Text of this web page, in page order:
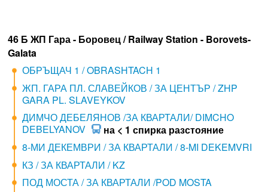
46 Б ЖП Гара - Боровец / Railway Station - Borovets-
Galata
ОБРЪЩАЧ 1 / OBRASHTACH 1
ЖП. ГАРА ПЛ. СЛАВЕЙКОВ / ЗА ЦЕНТЪР / ZHP
GARA PL. SLAVEYKOV
ДИМЧО ДЕБЕЛЯНОВ /ЗА КВАРТАЛИ/ DIMCHO
DEBELYANOV
на < 1 спирка разстояние
8-МИ ДЕКЕМВРИ / ЗА КВАРТАЛИ / 8-MI DEKEMVRI
КЗ / ЗА КВАРТАЛИ / KZ
ПОД МОСТА / ЗА КВАРТАЛИ /POD MOSTA